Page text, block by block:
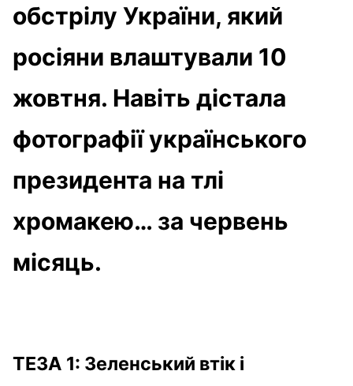
обстрілу України, який
росіяни влаштували 10
жовтня. Навіть дістала
фотографії українського
президента на тлі
хромакею… за червень
місяць.
ТЕЗА 1: Зеленський втік і